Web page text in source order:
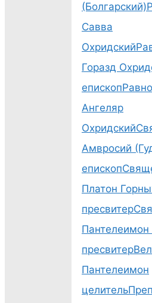
2026-06-024
Божественная
литургия-20
2026-06-024
Божественная
литургия-21
2026-06-024
Божественная
литургия-22
(Болгарский)
Савва
Охридский
Горазд
епископ
Ангеляр
Охридский
Амвросий
епископ
Платон
пресвитер
Пантелеимон
пресвитер
Пантелеимон
целитель